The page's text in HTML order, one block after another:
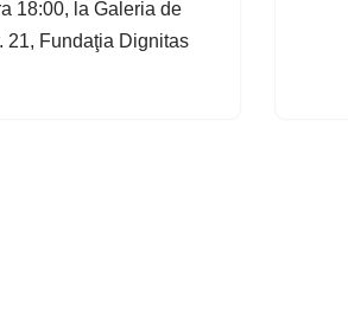
18:00, la Galeria de
21, Fundaţia Dignitas